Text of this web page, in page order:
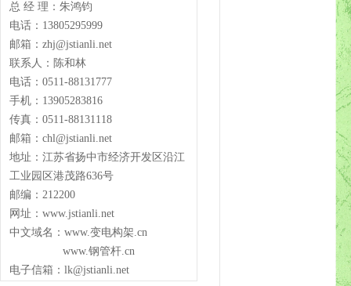
总 经 理：朱鸿钧
电话：13805295999
邮箱：zhj@jstianli.net
联系人：陈和林
电话：0511-88131777
手机：13905283816
传真：0511-88131118
邮箱：chl@jstianli.net
地址：江苏省扬中市经济开发区沿江
工业园区港茂路636号
邮编：212200
网址：www.jstianli.net
中文域名：www.变电构架.cn
www.钢管杆.cn
电子信箱：lk@jstianli.net